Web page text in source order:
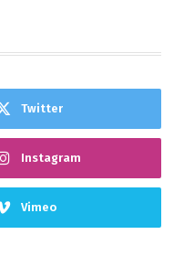
Twitter
Instagram
Vimeo